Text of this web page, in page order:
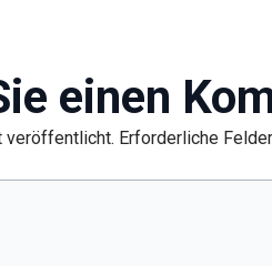
einen
veröffentlicht. Erforderliche